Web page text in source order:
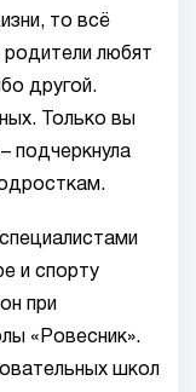
то всё
любят
другой.
Только вы
подчеркнула
и спорту
при
«Ровесник».
школ